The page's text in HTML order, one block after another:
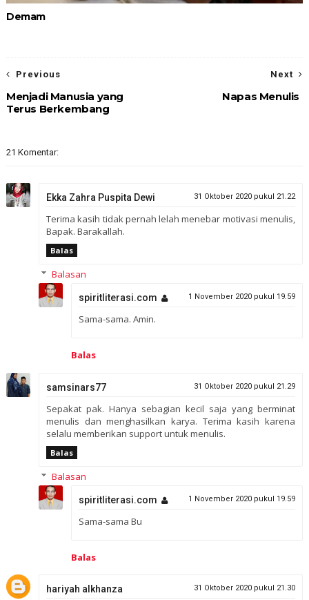
Demam
Next
Napas Menulis
Previous
Menjadi Manusia yang
Terus Berkembang
21 Komentar:
Ekka Zahra Puspita Dewi 31 Oktober 2020 pukul 21.22
Terima kasih tidak pernah lelah menebar motivasi menulis,
Bapak. Barakallah.
Balas
Balasan
spiritliterasi.com 1 November 2020 pukul 19.59
Sama-sama. Amin.
Balas
samsinars77 31 Oktober 2020 pukul 21.29
Sepakat pak. Hanya sebagian kecil saja yang berminat
menulis dan menghasilkan karya. Terima kasih karena
selalu memberikan support untuk menulis.
Balas
Balasan
spiritliterasi.com 1 November 2020 pukul 19.59
Sama-sama Bu
Balas
hariyah alkhanza 31 Oktober 2020 pukul 21.30